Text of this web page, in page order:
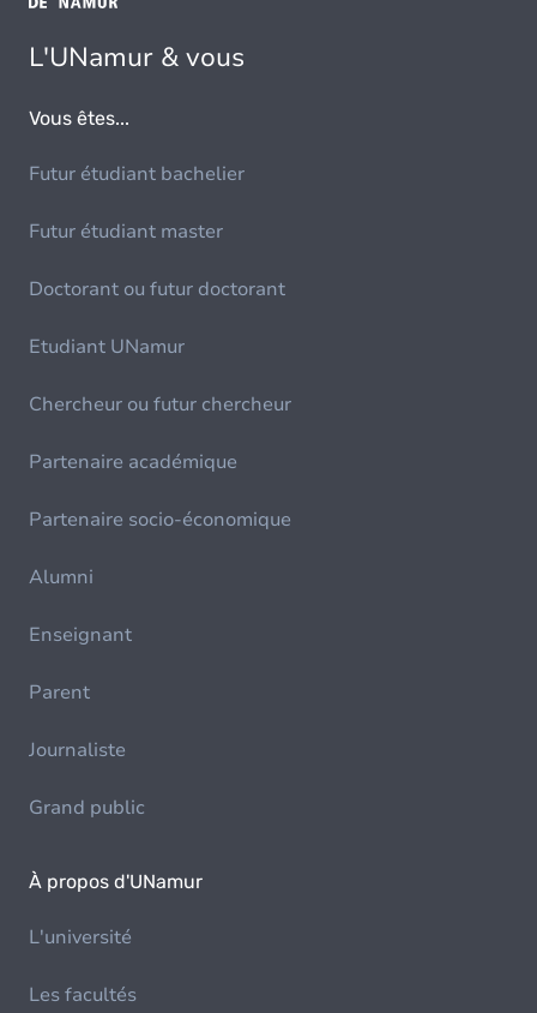
L'UNamur & vous
Vous êtes...
Futur étudiant bachelier
Futur étudiant master
Doctorant ou futur doctorant
Etudiant UNamur
Chercheur ou futur chercheur
Partenaire académique
Partenaire socio-économique
Alumni
Enseignant
Parent
Journaliste
Grand public
À propos d'UNamur
L'université
Les facultés